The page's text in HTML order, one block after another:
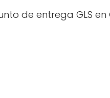
de entrega GLS en